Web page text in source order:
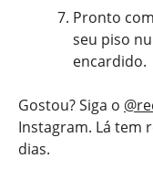
Pronto
seu piso
encardido.
Gostou? Siga o
Instagram. Lá tem
dias.